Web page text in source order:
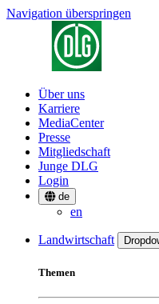
Navigation überspringen
Über uns
Karriere
MediaCenter
Presse
Mitgliedschaft
Junge DLG
Login
de
en
Landwirtschaft
Themen